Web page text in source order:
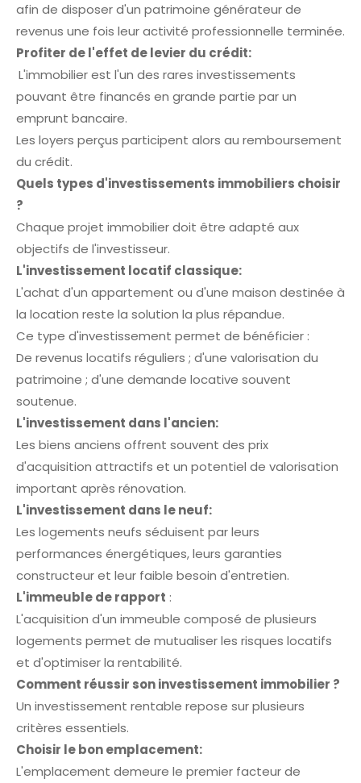
afin de disposer d'un patrimoine générateur de
revenus une fois leur activité professionnelle terminée.
Profiter de l'effet de levier du crédit:
L'immobilier est l'un des rares investissements
pouvant être financés en grande partie par un
emprunt bancaire.
Les loyers perçus participent alors au remboursement
du crédit.
Quels types d'investissements immobiliers choisir
?
Chaque projet immobilier doit être adapté aux
objectifs de l'investisseur.
L'investissement locatif classique:
L'achat d'un appartement ou d'une maison destinée à
la location reste la solution la plus répandue.
Ce type d'investissement permet de bénéficier :
De revenus locatifs réguliers ; d'une valorisation du
patrimoine ; d'une demande locative souvent
soutenue.
L'investissement dans l'ancien:
Les biens anciens offrent souvent des prix
d'acquisition attractifs et un potentiel de valorisation
important après rénovation.
L'investissement dans le neuf:
Les logements neufs séduisent par leurs
performances énergétiques, leurs garanties
constructeur et leur faible besoin d'entretien.
L'immeuble de rapport :
L'acquisition d'un immeuble composé de plusieurs
logements permet de mutualiser les risques locatifs
et d'optimiser la rentabilité.
Comment réussir son investissement immobilier ?
Un investissement rentable repose sur plusieurs
critères essentiels.
Choisir le bon emplacement:
L'emplacement demeure le premier facteur de